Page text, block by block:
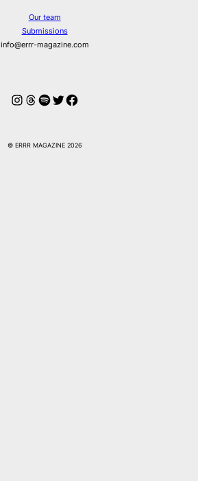
Our team
Submissions
info@errr-magazine.com
Instagram
Threads
Spotify
Twitter
Facebook
© ERRR MAGAZINE 2026